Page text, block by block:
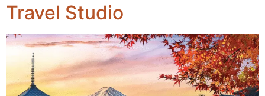
Travel Studio